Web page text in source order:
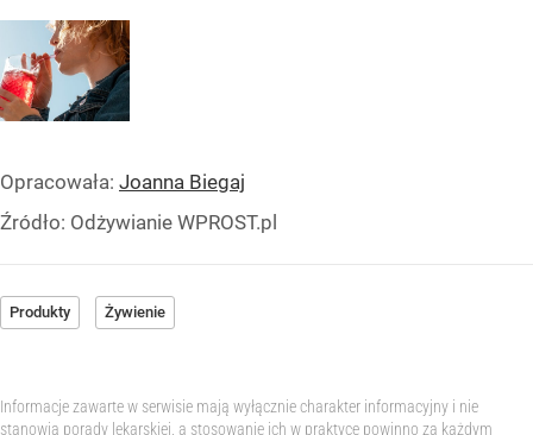
Opracowała: Joanna Biegaj
Źródło: Odżywianie WPROST.pl
Produkty Żywienie
Informacje zawarte w serwisie mają wyłącznie charakter informacyjny i nie
stanowią porady lekarskiej, a stosowanie ich w praktyce powinno za każdym